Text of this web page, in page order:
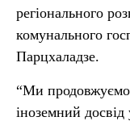
регіонального
комунального
Парцхаладзе.
“Ми продовжуємо
іноземний досвід